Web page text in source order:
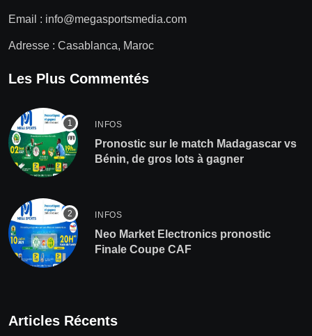
Email : info@megasportsmedia.com
Adresse : Casablanca, Maroc
Les Plus Commentés
INFOS
Pronostic sur le match Madagascar vs
Bénin, de gros lots à gagner
INFOS
Neo Market Electronics pronostic
Finale Coupe CAF
Articles Récents